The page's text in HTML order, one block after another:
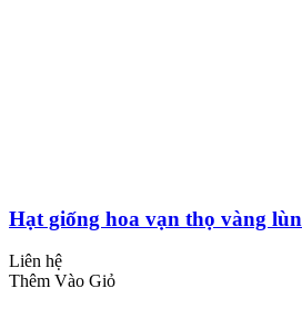
Hạt giống hoa vạn thọ vàng lùn
Liên hệ
Thêm Vào Giỏ